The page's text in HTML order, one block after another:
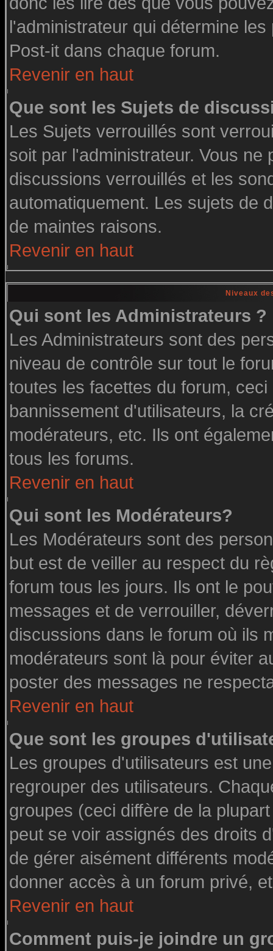
l'administrateur qui détermine
Post-it dans chaque forum.
Revenir en haut
Que sont les Sujets de
Les Sujets verrouillés sont
soit par l'administrateur. Vous
discussions verrouillés et les
automatiquement. Les sujets de
de maintes raisons.
Revenir en haut
Niveaux
Qui sont les Administrateurs ?
Les Administrateurs sont des
niveau de contrôle sur tout le
toutes les facettes du forum,
bannissement d'utilisateurs, la
modérateurs, etc. Ils ont
tous les forums.
Revenir en haut
Qui sont les Modérateurs?
Les Modérateurs sont des
but est de veiller au respect du
forum tous les jours. Ils ont le
messages et de verrouiller,
discussions dans le forum où ils
modérateurs sont là pour éviter
poster des messages ne
Revenir en haut
Que sont les groupes
Les groupes d'utilisateurs est
regrouper des utilisateurs.
groupes (ceci diffère de la
peut se voir assignés des droits
de gérer aisément différents
donner accès à un forum privé,
Revenir en haut
Comment puis-je joindre un